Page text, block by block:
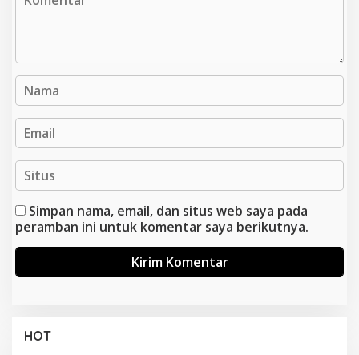
Simpan nama, email, dan situs web saya pada
peramban ini untuk komentar saya berikutnya.
HOT